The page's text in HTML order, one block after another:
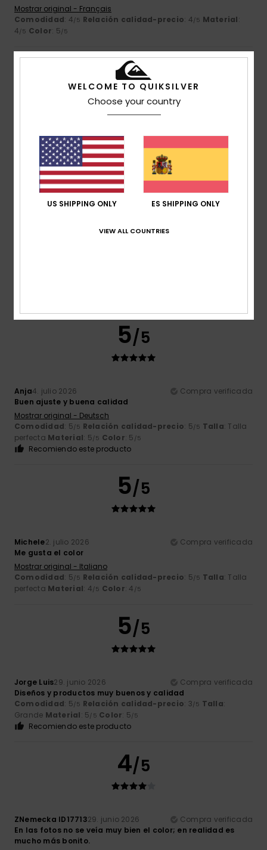
Mostrar original - Français
Comodidad: 4/5 Relación calidad-precio: 4/5 Material:
4/5 Color: 5/5
5/5
Me gusta esta marca
Comodidad: 5/5 Relación calidad-precio: 5/5 Talla: Talla
perfectaMaterial: 5/5 Color
1 /5
5/5
Anja4. julio 2026
Compra verificada
Buen ajuste y buena calidad
Mostrar original - Deutsch
Comodidad: 5/5 Relación calidad-precio: 5/5 Talla: Talla
perfecta Material: 5/5 Color: 5 /5
Recomiendo este producto
5/5
Michele2. julio 2026
Compra verificada
Me gusta el color
Mostrar original - Italiano
Comodidad: 5/5 Relación calidad-precio: 5/5 Talla: Talla
perfecta Material: 4/5 Color: 4 /5
5/5
Jorge Luis29. junio 2026
Compra verificada
Diseños y productos muy buenos y calidad
Comodidad: 5/5 Relación calidad-precio: 3/5 Talla:
Grande Material: 5/5 Color: 5/5
Recomiendo este producto
4/5
ZNemecka ID1771329. junio 2026
Compra verificada
En las fotos no se veía muy bien el color; en realidad es
mucho más bonito.
WELCOME TO QUIKSILVER
Choose your country
US SHIPPING ONLY ES SHIPPING ONLY
VIEW ALL COUNTRIES